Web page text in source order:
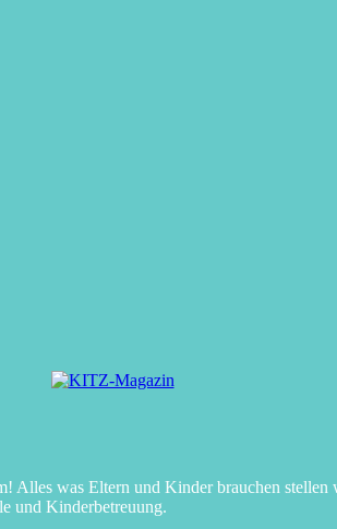
was Eltern und Kinder brauchen
und Kinderbetreuung.